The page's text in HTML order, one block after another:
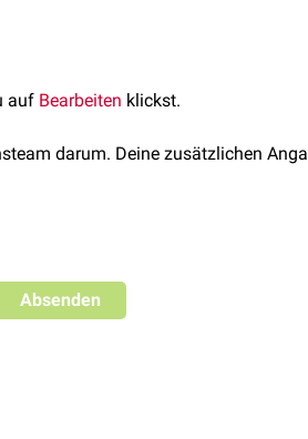
der Indikation und Technik
auf Bearbeiten klickst.
darum. Deine zusätzlichen
Absenden